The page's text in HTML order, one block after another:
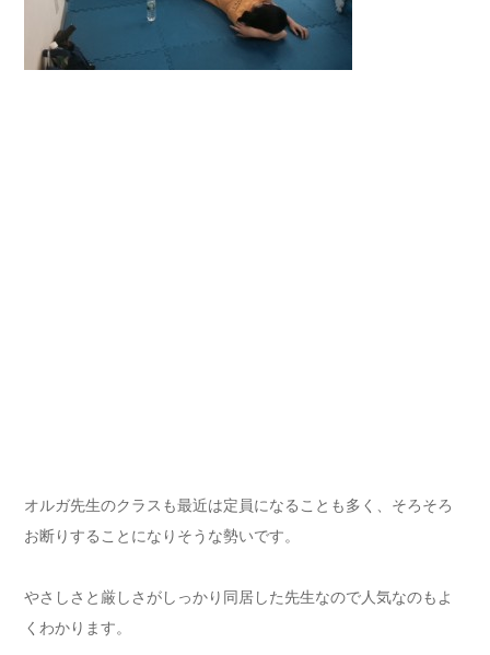
オルガ先生のクラスも最近は定員になることも多く、そろそろ
お断りすることになりそうな勢いです。
やさしさと厳しさがしっかり同居した先生なので人気なのもよ
くわかります。